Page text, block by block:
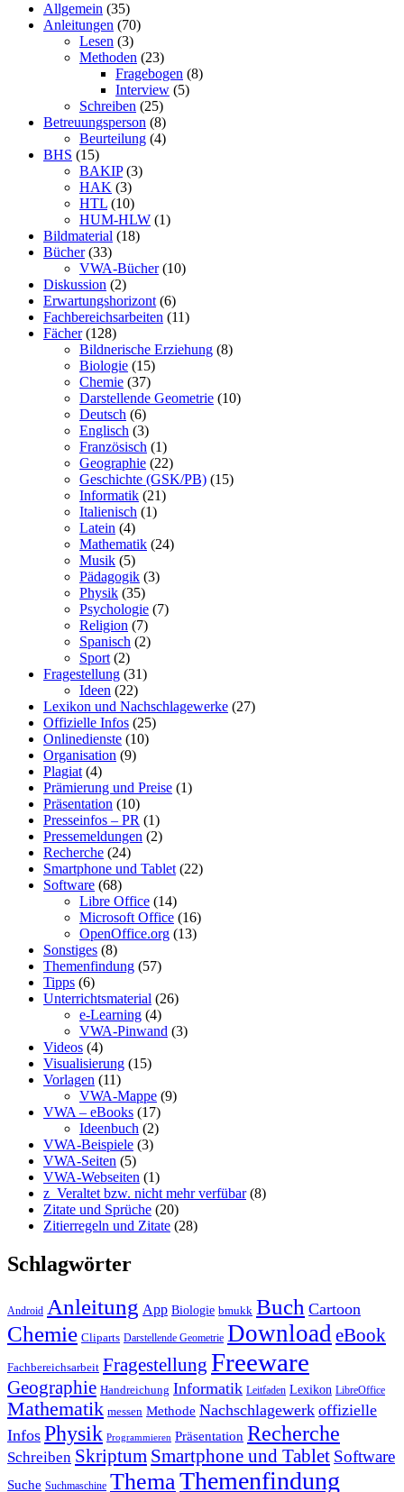
Allgemein (35)
Anleitungen (70)
Lesen (3)
Methoden (23)
Fragebogen (8)
Interview (5)
Schreiben (25)
Betreuungsperson (8)
Beurteilung (4)
BHS (15)
BAKIP(3)
HAK (3)
HTL (10)
HUM-HLW (1)
Bildmaterial (18)
Bücher(33)
VWA-Bücher(10)
Diskussion (2)
Erwartungshorizont (6)
Fachbereichsarbeiten (11)
Fächer(128)
Bildnerische Erziehung (8)
Biologie (15)
Chemie (37)
Darstellende Geometrie (10)
Deutsch (6)
Englisch (3)
Französisch (1)
Geographie (22)
Geschichte (GSK/PB) (15)
Informatik (21)
Italienisch (1)
Latein (4)
Mathematik (24)
Musik (5)
Pädagogik (3)
Physik (35)
Psychologie (7)
Religion (7)
Spanisch (2)
Sport (2)
Fragestellung (31)
Ideen (22)
Lexikon und Nachschlagewerke (27)
Offizielle Infos (25)
Onlinedienste (10)
Organisation (9)
Plagiat (4)
Prämierung und Preise (1)
Präsentation (10)
Presseinfos – PR (1)
Pressemeldungen (2)
Recherche (24)
Smartphone und Tablet (22)
Software (68)
Libre Office (14)
Microsoft Office (16)
OpenOffice.org (13)
Sonstiges (8)
Themenfindung (57)
Tipps (6)
Unterrichtsmaterial (26)
e-Learning (4)
VWA-Pinwand (3)
Videos (4)
Visualisierung (15)
Vorlagen (11)
VWA-Mappe (9)
VWA – eBooks (17)
Ideenbuch (2)
VWA-Beispiele (3)
VWA-Seiten (5)
VWA-Webseiten (1)
z_Veraltet bzw. nicht mehr verfübar(8)
Zitate und Sprüche (20)
Zitierregeln und Zitate (28)
Schlagwörter
Android Anleitung App Biologie bmukk Buch Cartoon
Chemie Cliparts Darstellende Geometrie DownloadeBook
Fachbereichsarbeit Fragestellung Freeware
Geographie Handreichung Informatik Leitfaden Lexikon LibreOffice
Mathematik messen Methode Nachschlagewerk offizielle
Infos Physik Programmieren Präsentation Recherche
Schreiben Skriptum Smartphone und Tablet Software
Suche Suchmaschine ThemaThemenfindung